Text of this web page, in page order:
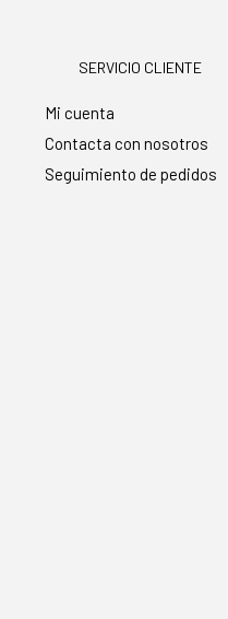
SERVICIO CLIENTE
Mi cuenta
Contacta con nosotros
Seguimiento de pedidos